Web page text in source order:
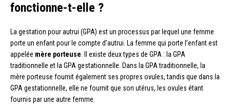
fonctionne-t-elle ?
La gestation pour autrui (GPA) est un processus par lequel une femme
porte un enfant pour le compte d’autrui. La femme qui porte l’enfant est
appelée mère porteuse. Il existe deux types de GPA : la GPA
traditionnelle et la GPA gestationnelle. Dans la GPA traditionnelle, la
mère porteuse fournit également ses propres ovules, tandis que dans la
GPA gestationnelle, elle ne fournit que son utérus, les ovules étant
fournis par une autre femme.